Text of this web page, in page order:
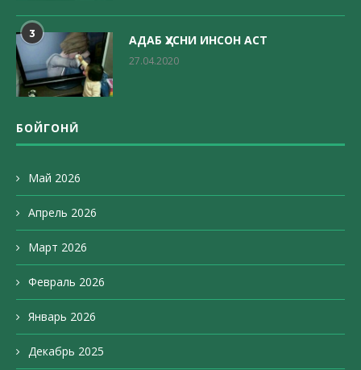
3 АДАБ ҲУСНИ ИНСОН АСТ
27.04.2020
БОЙГОНӢ
Май 2026
Апрель 2026
Март 2026
Февраль 2026
Январь 2026
Декабрь 2025